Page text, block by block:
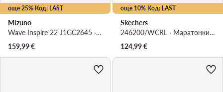
още 25% Код: LAST
Mizuno
Wave Inspire 22 J1GC2645 · Маратонки за бягане
159,99€
още 10% Код: LAST
Skechers
246200/WCRL · Маратонки за бягане
124,99€